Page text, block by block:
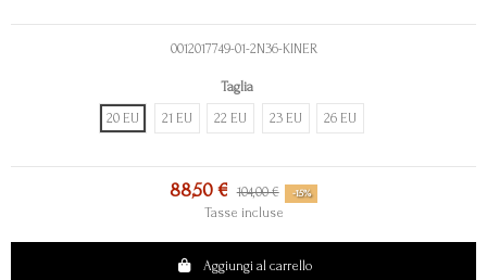
0012017749-01-2N36-KINER
Taglia
20 EU 21 EU 22 EU 23 EU 26 EU
88,50 € 104,00 € -15%
Tasse incluse
Aggiungi al carrello